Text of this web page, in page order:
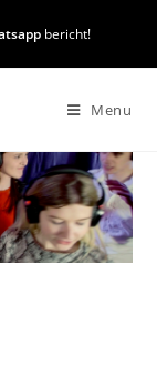
bericht!
Menu